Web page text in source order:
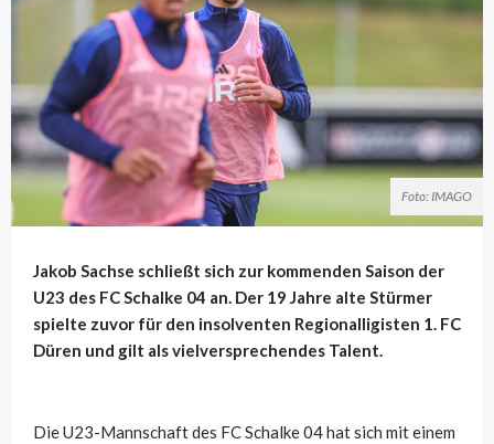
Foto: IMAGO
Jakob Sachse schließt sich zur kommenden Saison der
U23 des FC Schalke 04 an. Der 19 Jahre alte Stürmer
spielte zuvor für den insolventen Regionalligisten 1. FC
Düren und gilt als vielversprechendes Talent.
Die U23-Mannschaft des FC Schalke 04 hat sich mit einem